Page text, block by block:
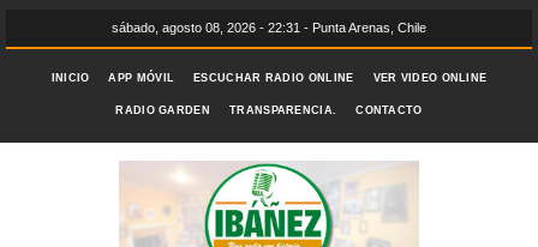
sábado, agosto 08, 2026 - 22:31 - Punta Arenas, Chile
INICIO APP MÓVIL ESCUCHAR RADIO ONLINE VER VIDEO ONLINE
RADIO GARDEN TRANSPARENCIA. CONTACTO